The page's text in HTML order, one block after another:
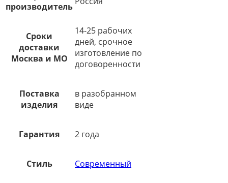
производитель
Сроки
доставки
Москва и МО
14-25 рабочих
дней, срочное
изготовление по
договоренности
Поставка
изделия
в разобранном
виде
Гарантия 2 года
Стиль Современный